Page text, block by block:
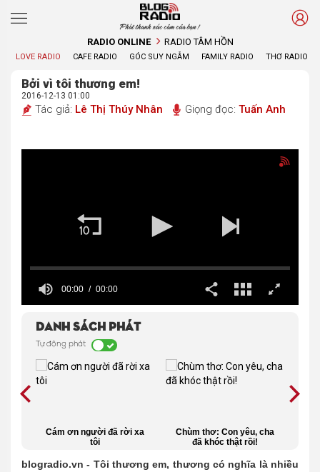
Phát thanh xúc cảm của bạn !
RADIO ONLINE RADIO TÂM HỒN
LOVE RADIO CAFE RADIO GÓC SUY NGẪM FAMILY RADIO THƠ RADIO
Bởi vì tôi thương em!
2016-12-13 01:00
Tác giả: Lê Thị Thúy Nhân Giọng đọc: Tuấn Anh
00:00 00:00
Danh sách phát
Tự động phát
Cám ơn người đã rời xa
tôi
Chùm thơ: Con yêu, cha
đã khóc thật rồi!
blogradio.vn - Tôi thương em, thương có nghĩa là nhiều